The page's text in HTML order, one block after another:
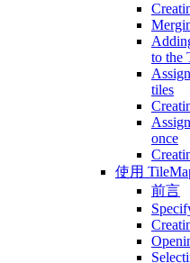
to the
tiles
once
使用
前言